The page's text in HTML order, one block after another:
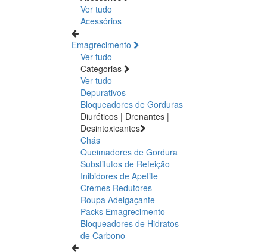
Ver tudo
Acessórios
Emagrecimento
Ver tudo
Categorias
Ver tudo
Depurativos
Bloqueadores de Gorduras
Diuréticos | Drenantes |
Desintoxicantes
Chás
Queimadores de Gordura
Substitutos de Refeição
Inibidores de Apetite
Cremes Redutores
Roupa Adelgaçante
Packs Emagrecimento
Bloqueadores de Hidratos
de Carbono